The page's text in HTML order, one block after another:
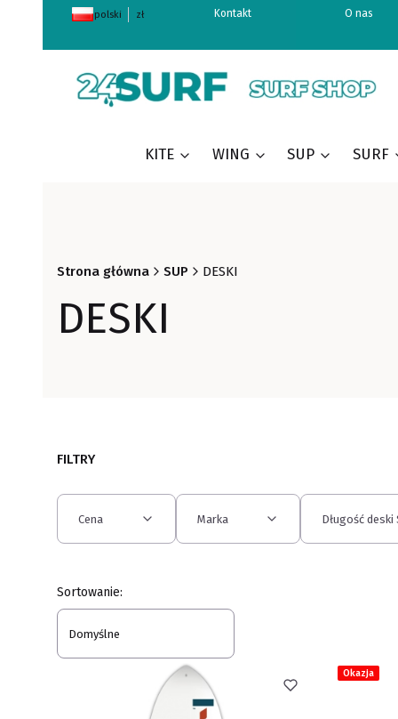
polski zł Kontakt O nas
KITE WING SUP SURF
Strona główna SUP DESKI
DESKI
FILTRY
Cena Marka Długość deski
Lista produktów
Sortowanie:
Domyślne
Okazja